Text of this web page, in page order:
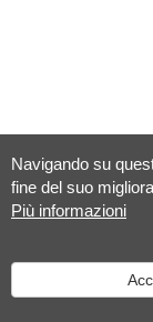
Navigando su
fine del suo
Più informazioni